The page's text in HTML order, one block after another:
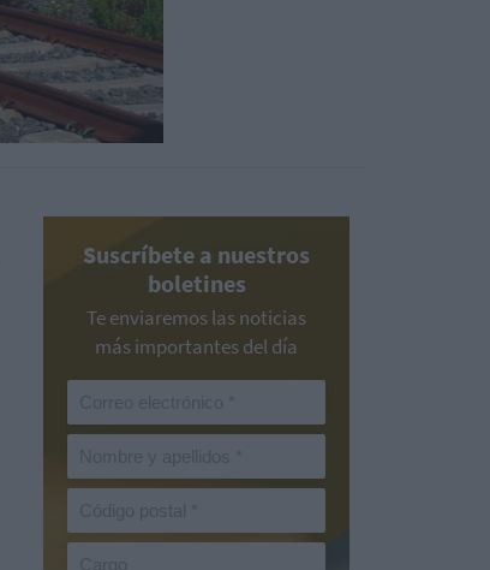
Suscríbete a nuestros
boletines
Te enviaremos las noticias
más importantes del día